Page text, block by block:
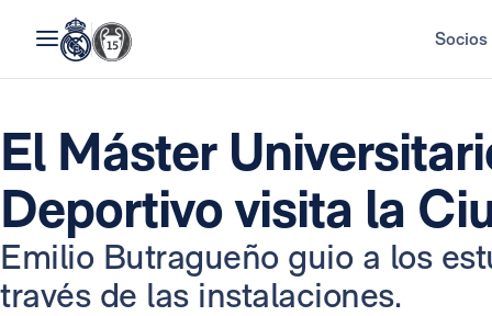
Socios
El Máster
Deportivo visita la
Emilio Butragueño guio a los
través de las instalaciones.